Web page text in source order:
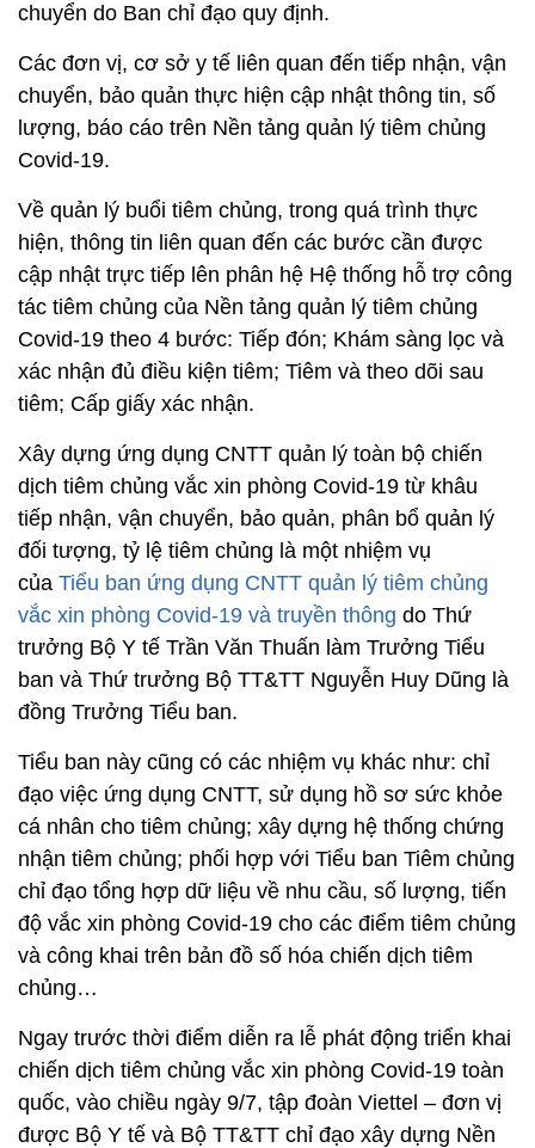
chuyển do Ban chỉ đạo quy định.
Các đơn vị, cơ sở y tế liên quan đến tiếp nhận, vận
chuyển, bảo quản thực hiện cập nhật thông tin, số
lượng, báo cáo trên Nền tảng quản lý tiêm chủng
Covid-19.
Về quản lý buổi tiêm chủng, trong quá trình thực
hiện, thông tin liên quan đến các bước cần được
cập nhật trực tiếp lên phân hệ Hệ thống hỗ trợ công
tác tiêm chủng của Nền tảng quản lý tiêm chủng
Covid-19 theo 4 bước: Tiếp đón; Khám sàng lọc và
xác nhận đủ điều kiện tiêm; Tiêm và theo dõi sau
tiêm; Cấp giấy xác nhận.
Xây dựng ứng dụng CNTT quản lý toàn bộ chiến
dịch tiêm chủng vắc xin phòng Covid-19 từ khâu
tiếp nhận, vận chuyển, bảo quản, phân bổ quản lý
đối tượng, tỷ lệ tiêm chủng là một nhiệm vụ
của Tiểu ban ứng dụng CNTT quản lý tiêm chủng
vắc xin phòng Covid-19 và truyền thông do Thứ
trưởng Bộ Y tế Trần Văn Thuấn làm Trưởng Tiểu
ban và Thứ trưởng Bộ TT&TT Nguyễn Huy Dũng là
đồng Trưởng Tiểu ban.
Tiểu ban này cũng có các nhiệm vụ khác như: chỉ
đạo việc ứng dụng CNTT, sử dụng hồ sơ sức khỏe
cá nhân cho tiêm chủng; xây dựng hệ thống chứng
nhận tiêm chủng; phối hợp với Tiểu ban Tiêm chủng
chỉ đạo tổng hợp dữ liệu về nhu cầu, số lượng, tiến
độ vắc xin phòng Covid-19 cho các điểm tiêm chủng
và công khai trên bản đồ số hóa chiến dịch tiêm
chủng…
Ngay trước thời điểm diễn ra lễ phát động triển khai
chiến dịch tiêm chủng vắc xin phòng Covid-19 toàn
quốc, vào chiều ngày 9/7, tập đoàn Viettel – đơn vị
được Bộ Y tế và Bộ TT&TT chỉ đạo xây dựng Nền